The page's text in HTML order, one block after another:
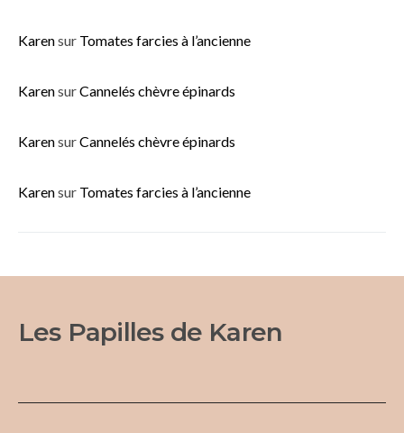
Karensur Tomates farcies à l’ancienne
KarensurCannelés chèvre épinards
KarensurCannelés chèvre épinards
Karensur Tomates farcies à l’ancienne
Les Papilles de Karen